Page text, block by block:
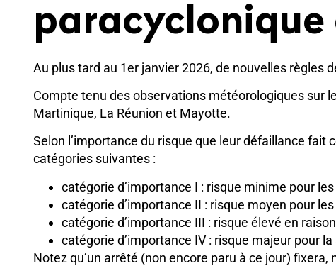
Au plus tard au 1er janvier 2026, de nouvelles règles
Compte tenu des observations météorologiques sur
Martinique, La Réunion et Mayotte.
Selon l’importance du risque que leur défaillance fait
catégories suivantes :
catégorie d’importance I : risque minime pour
catégorie d’importance II : risque moyen pour
catégorie d’importance III : risque élevé en
catégorie d’importance IV : risque majeur pour
Notez qu’un arrêté (non encore paru à ce jour)